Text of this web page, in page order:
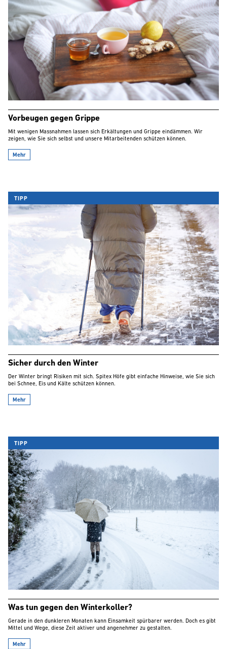
Vorbeugen gegen Grippe
Mit wenigen Massnahmen lassen sich Erkältungen und Grippe eindämmen. Wir
zeigen, wie Sie sich selbst und unsere Mitarbeitenden schützen können.
Mehr
TIPP
Sicher durch den Winter
Der Winter bringt Risiken mit sich. Spitex Höfe gibt einfache Hinweise, wie Sie sich
bei Schnee, Eis und Kälte schützen können.
Mehr
TIPP
Was tun gegen den Winterkoller?
Gerade in den dunkleren Monaten kann Einsamkeit spürbarer werden. Doch es gibt
Mittel und Wege, diese Zeit aktiver und angenehmer zu gestalten.
Mehr